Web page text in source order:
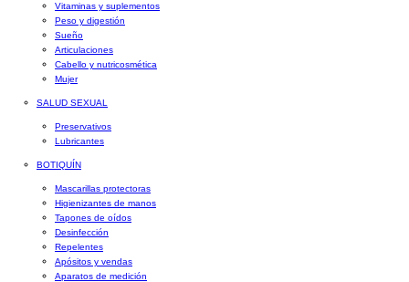
Vitaminas y suplementos
Peso y digestión
Sueño
Articulaciones
Cabello y nutricosmética
Mujer
SALUD SEXUAL
Preservativos
Lubricantes
BOTIQUÍN
Mascarillas protectoras
Higienizantes de manos
Tapones de oídos
Desinfección
Repelentes
Apósitos y vendas
Aparatos de medición